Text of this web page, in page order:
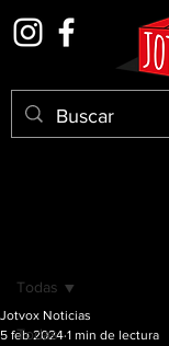
Todas
Todas
Jotvox Noticias
5 feb 2024 1 min de lectura